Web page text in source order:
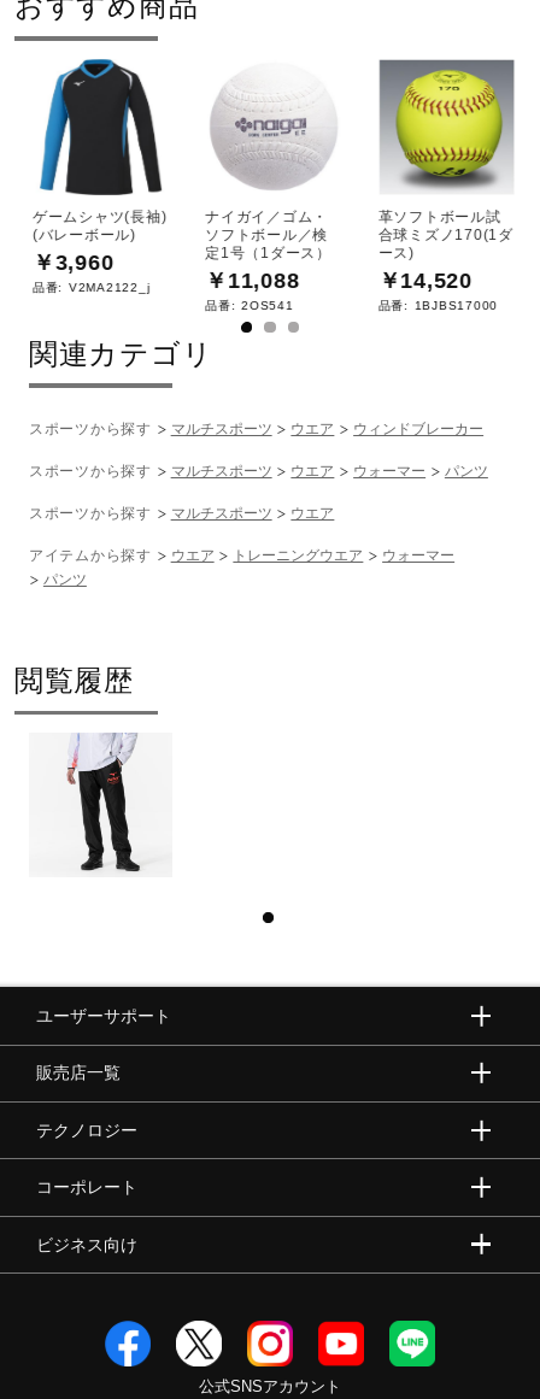
ゲームシャツ(長袖)
(バレーボール)
￥3,960
品番: V2MA2122_j
ナイガイ／ゴム・
ソフトボール／検
定1号（1ダース）
￥11,088
品番: 2OS541
革ソフトボール試
合球ミズノ170(1ダ
ース)
￥14,520
品番: 1BJBS17000
関連カテゴリ
スポーツから探す マルチスポーツ ウエア ウィンドブレーカー
スポーツから探す マルチスポーツ ウエア ウォーマー パンツ
スポーツから探す マルチスポーツ ウエア
アイテムから探す ウエア トレーニングウエア
ウォーマー
パンツ
閲覧履歴
ユーザーサポート
販売店一覧
テクノロジー
コーポレート
ビジネス向け
公式SNSアカウント